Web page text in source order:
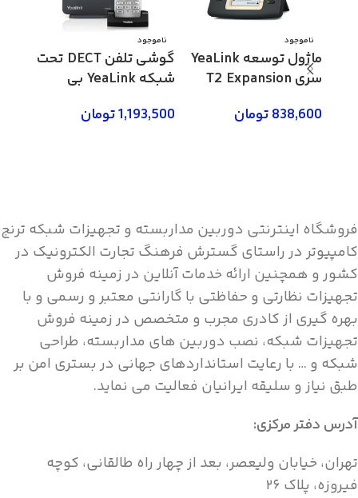
ناموجود
ماژول توسعه YeaLink
سری T2 Expansion
838,600تومان
ناموجود
گوشی تلفن DECT تحت
شبکه YeaLink بی
1,193,500تومان
فروشگاه اینترنتی دوربین مداربسته و تجهیزات شبکه ترنج
کامپیوتر در راستای گسترش فرهنگ تجارت الکترونیک در
کشور و همچنین ارائه خدمات آنلاین در زمینه فروش
تجهیزات نظارتی و حفاظتی با گارانتی معتبر و رسمی و با
بهره گیری از کادری مجرب و متخصص در زمینه فروش
تجهیزات شبکه، نصب دوربین های مداربسته، طراحی
شبکه و … با رعایت استانداردهای جهانی در بستری امن بر
طبق نیاز و سلیقه ایرانیان فعالیت می نماید.
آدرس دفتر مرکزی:
تهران، خیابان ولیعصر، بعد از چهار راه طالقانی، کوچه
فیروزه، پلاک ۲۶